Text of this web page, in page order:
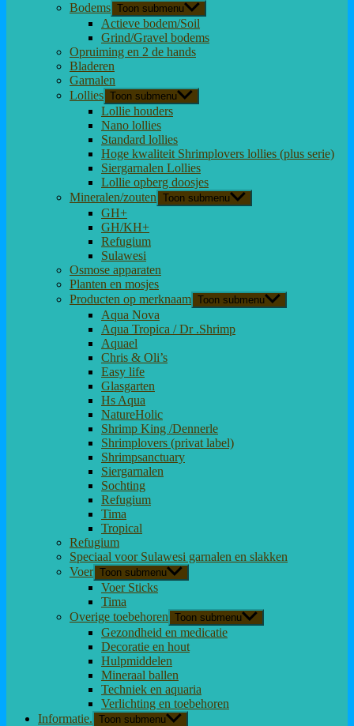
Bodems Toon submenu
Actieve bodem/Soil
Grind/Gravel bodems
Opruiming en 2 de hands
Bladeren
Garnalen
Lollies Toon submenu
Lollie houders
Nano lollies
Standard lollies
Hoge kwaliteit Shrimplovers lollies (plus serie)
Siergarnalen Lollies
Lollie opberg doosjes
Mineralen/zouten Toon submenu
GH+
GH/KH+
Refugium
Sulawesi
Osmose apparaten
Planten en mosjes
Producten op merknaam Toon submenu
Aqua Nova
Aqua Tropica / Dr .Shrimp
Aquael
Chris & Oli’s
Easy life
Glasgarten
Hs Aqua
NatureHolic
Shrimp King /Dennerle
Shrimplovers (privat label)
Shrimpsanctuary
Siergarnalen
Sochting
Refugium
Tima
Tropical
Refugium
Speciaal voor Sulawesi garnalen en slakken
Voer Toon submenu
Voer Sticks
Tima
Overige toebehoren Toon submenu
Gezondheid en medicatie
Decoratie en hout
Hulpmiddelen
Mineraal ballen
Techniek en aquaria
Verlichting en toebehoren
Informatie. Toon submenu